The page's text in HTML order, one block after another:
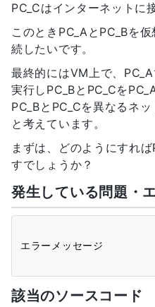
PC_Cはインターネットに
このときPC_AとPC_Bを
続したいです。
最終的にはVM上で、
実行しPC_BとPC_Cを
PC_BとPC_Cを異なるネ
と考えています。
まずは、どのようにすれ
すでしょうか？
発生している問題・
該当のソースコード